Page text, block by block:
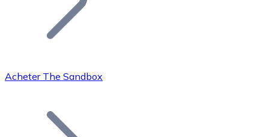
Bitcoin
Acheter The Sandbox